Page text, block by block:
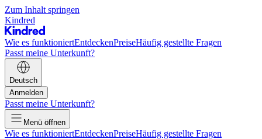
Zum Inhalt springen
Kindred
Wie es funktioniertEntdeckenPreiseHäufig gestellte Fragen
Passt meine Unterkunft?
Deutsch
Anmelden
Passt meine Unterkunft?
Menü öffnen
Wie es funktioniertEntdeckenPreiseHäufig gestellte Fragen